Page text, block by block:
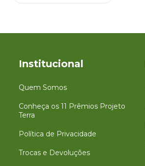
Institucional
Quem Somos
Conheça os 11 Prêmios Projeto
Terra
Política de Privacidade
Trocas e Devoluções